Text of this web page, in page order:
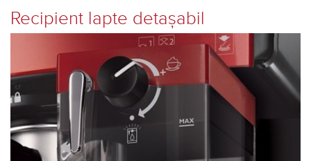
Recipient lapte detaşabil